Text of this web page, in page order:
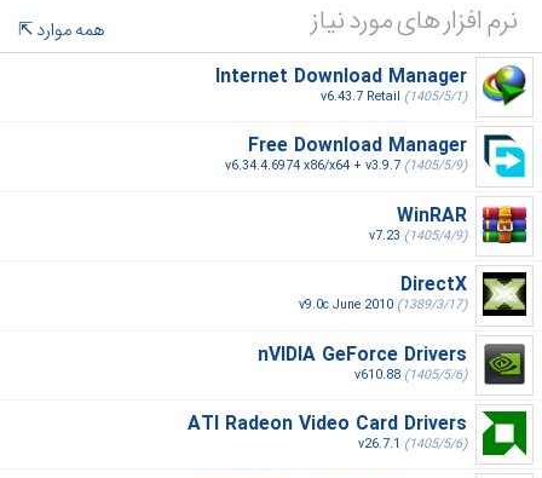
نرم افزار های مورد نیاز
همه موارد
Internet Download Manager
v6.43.7 Retail (1405/5/1)
Free Download Manager
v6.34.4.6974 x86/x64 + v3.9.7 (1405/5/9)
WinRAR
v7.23 (1405/4/9)
DirectX
v9.0c June 2010 (1389/3/17)
nVIDIA GeForce Drivers
v610.88 (1405/5/6)
ATI Radeon Video Card Drivers
v26.7.1 (1405/5/6)